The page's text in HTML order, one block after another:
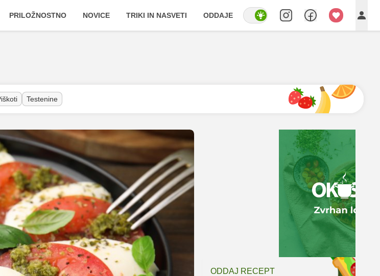
PRILOŽNOSTNO NOVICE TRIKI IN NASVETI ODDAJE
Testenine
ODDAJ RECEPT